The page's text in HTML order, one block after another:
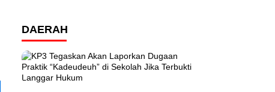
DAERAH